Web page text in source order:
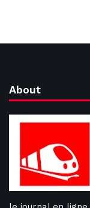
About